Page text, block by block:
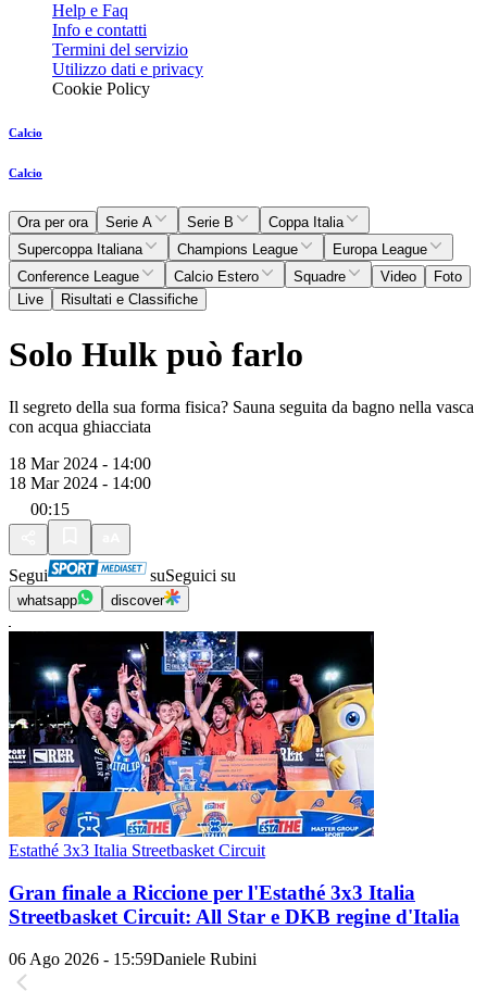
Help e Faq
Info e contatti
Termini del servizio
Utilizzo dati e privacy
Cookie Policy
Calcio
Calcio
Ora per ora Serie A Serie B
Coppa Italia
Supercoppa Italiana
Champions League
Europa League
Conference League
Calcio Estero Squadre Video
Foto
Live
Risultati e Classifiche
Solo Hulk può farlo
Il segreto della sua forma fisica? Sauna seguita da bagno nella vasca
con acqua ghiacciata
18 Mar 2024 - 14:00
18 Mar 2024 - 14:00
00:15
Segui suSeguici su
whatsapp discover
Estathé 3x3 Italia Streetbasket Circuit
Gran finale a Riccione per l'Estathé 3x3 Italia
Streetbasket Circuit: All Star e DKB regine d'Italia
06 Ago 2026 - 15:59Daniele Rubini